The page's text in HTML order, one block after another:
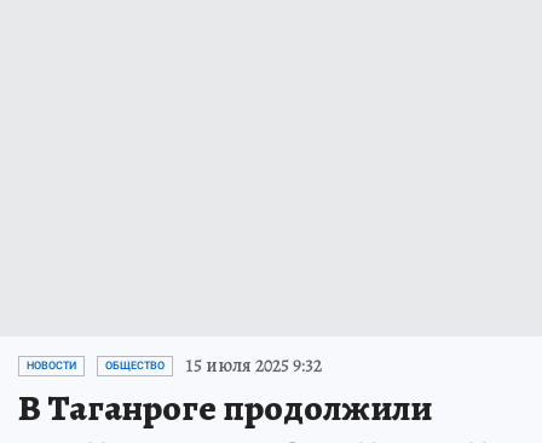
НОВОСТИ ОБЩЕСТВО 15 июля 2025 9:32
В Таганроге продолжили